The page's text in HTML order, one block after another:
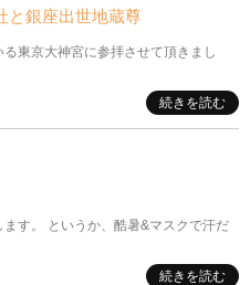
と銀座出世地蔵尊
東京大神宮に参拝させて頂きまし
続きを読む
す。 というか、酷暑&マスクで汗だ
続きを読む